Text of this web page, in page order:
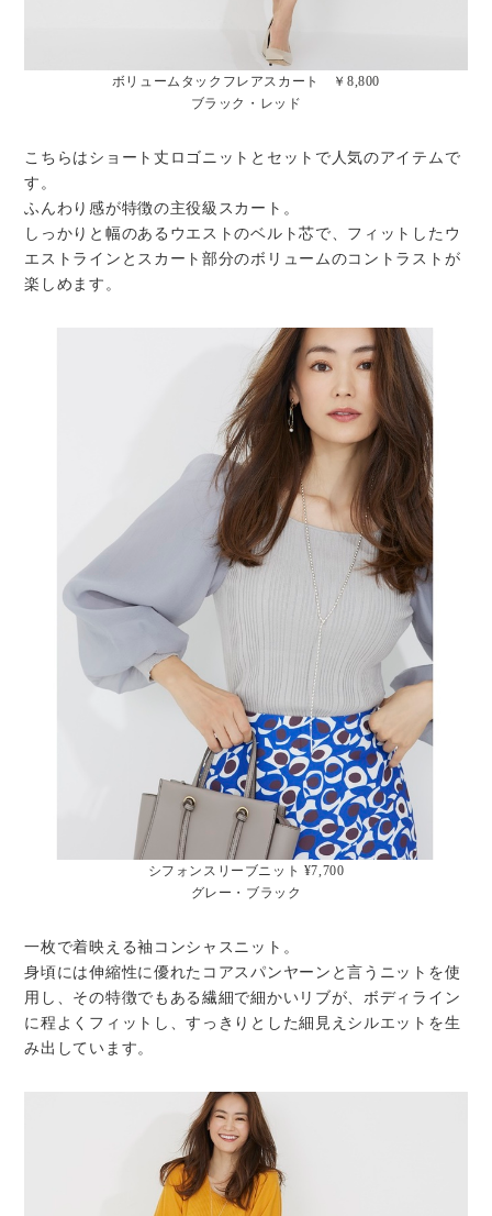
ボリュームタックフレアスカート ￥8,800
ブラック・レッド
こちらはショート丈ロゴニットとセットで人気のアイテムで
す。
ふんわり感が特徴の主役級スカート。
しっかりと幅のあるウエストのベルト芯で、フィットしたウ
エストラインとスカート部分のボリュームのコントラストが
楽しめます。
シフォンスリーブニット ¥7,700
グレー・ブラック
一枚で着映える袖コンシャスニット。
身頃には伸縮性に優れたコアスパンヤーンと言うニットを使
用し、その特徴でもある繊細で細かいリブが、ボディライン
に程よくフィットし、すっきりとした細見えシルエットを生
み出しています。